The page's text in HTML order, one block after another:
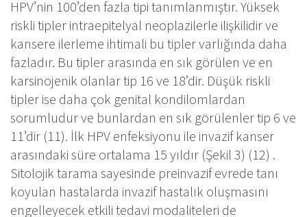
HPV’nin 100’den fazla tipi tanımlanmıştır. Yüksek
riskli tipler intraepitelyal neoplazilerle ilişkilidir ve
kansere ilerleme ihtimali bu tipler varlığında daha
fazladır. Bu tipler arasında en sık görülen ve en
karsinojenik olanlar tip 16 ve 18’dir. Düşük riskli
tipler ise daha çok genital kondilomlardan
sorumludur ve bunlardan en sık görülenler tip 6 ve
11’dir (11). İlk HPV enfeksiyonu ile invazif kanser
arasındaki süre ortalama 15 yıldır (Şekil 3) (12) .
Sitolojik tarama sayesinde preinvazif evrede tanı
koyulan hastalarda invazif hastalık oluşmasını
engelleyecek etkili tedavi modaliteleri de